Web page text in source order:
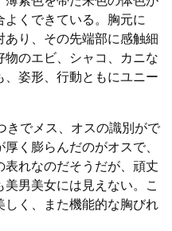
くできている。胸元に
り、その先端部に感触細
のエビ、シャコ、カニな
、姿形、行動ともにユニー
きでメス、オスの識別がで
く膨らんだのがオスで、
表れなのだそうだが、頑丈
男美女には見えない。こ
しく、また機能的な胸びれ